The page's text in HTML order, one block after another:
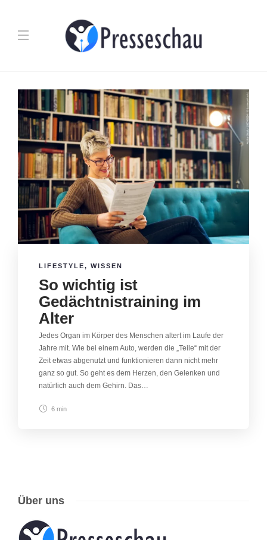
LIFESTYLE, WISSEN
So wichtig ist
Gedächtnistraining im
Alter
Jedes Organ im Körper des Menschen altert im Laufe der
Jahre mit. Wie bei einem Auto, werden die „Teile“ mit der
Zeit etwas abgenutzt und funktionieren dann nicht mehr
ganz so gut. So geht es dem Herzen, den Gelenken und
natürlich auch dem Gehirn. Das…
6 min
Über uns